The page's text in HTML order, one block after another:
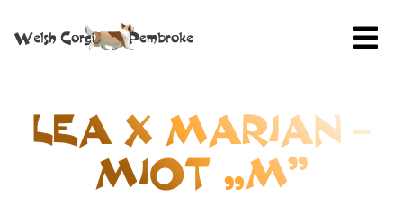
LEA X MARIAN –
MIOT „M”